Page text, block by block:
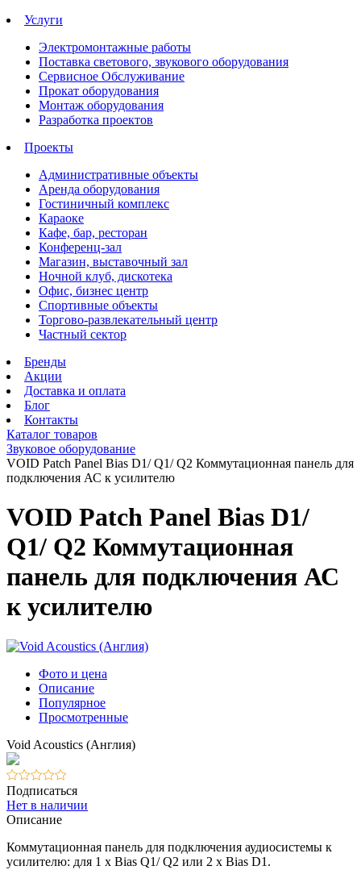
Услуги
Электромонтажные работы
Поставка светового, звукового оборудования
Сервисное Обслуживание
Прокат оборудования
Монтаж оборудования
Разработка проектов
Проекты
Административные объекты
Аренда оборудования
Гостиничный комплекс
Караоке
Кафе, бар, ресторан
Конференц-зал
Магазин, выставочный зал
Ночной клуб, дискотека
Офис, бизнес центр
Спортивные объекты
Торгово-развлекательный центр
Частный сектор
Бренды
Акции
Доставка и оплата
Блог
Контакты
Каталог товаров
Звуковое оборудование
VOID Patch Panel Bias D1/ Q1/ Q2 Коммутационная панель для
подключения АС к усилителю
VOID Patch Panel Bias D1/
Q1/ Q2 Коммутационная
панель для подключения АС
к усилителю
Фото и цена
Описание
Популярное
Просмотренные
Void Acoustics (Англия)
Подписаться
Нет в наличии
Описание
Коммутационная панель для подключения аудиосистемы к
усилителю: для 1 x Bias Q1/ Q2 или 2 x Bias D1.